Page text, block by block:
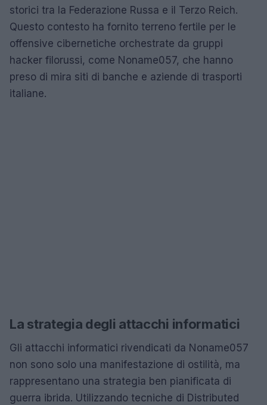
storici tra la Federazione Russa e il Terzo Reich.
Questo contesto ha fornito terreno fertile per le
offensive cibernetiche orchestrate da gruppi
hacker filorussi, come Noname057, che hanno
preso di mira siti di banche e aziende di trasporti
italiane.
La strategia degli attacchi informatici
Gli attacchi informatici rivendicati da Noname057
non sono solo una manifestazione di ostilità, ma
rappresentano una strategia ben pianificata di
guerra ibrida. Utilizzando tecniche di Distributed